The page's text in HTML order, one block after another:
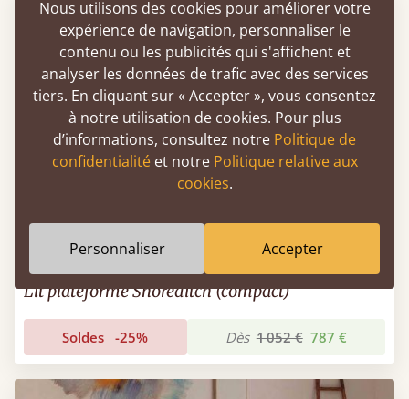
Lit plateforme Shoreditch (compact)
Soldes -25% Dès 1 052 € 787 €
Nous utilisons des cookies pour améliorer votre
expérience de navigation, personnaliser le
contenu ou les publicités qui s'affichent et
analyser les données de trafic avec des services
tiers. En cliquant sur « Accepter », vous consentez
à notre utilisation de cookies. Pour plus
d’informations, consultez notre Politique de
confidentialitéet notre Politique relative aux
cookies.
Personnaliser Accepter